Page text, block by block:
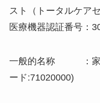
スト（トータルケアセ
医療機器認証番号：
一般的名称 ：家庭
ード:71020000)